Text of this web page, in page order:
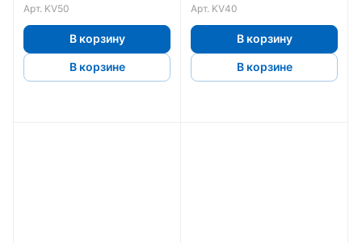
Арт. KV50
В корзину
В корзине
Арт. KV40
В корзину
В корзине